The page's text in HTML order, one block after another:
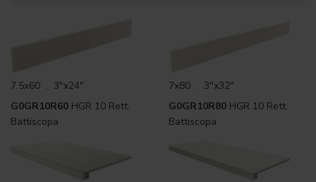
7.5x60 . 3"x24"
G0GR10R60 HGR 10 Rett.
Battiscopa
7x80 . 3"x32"
G0GR10R80 HGR 10 Rett.
Battiscopa